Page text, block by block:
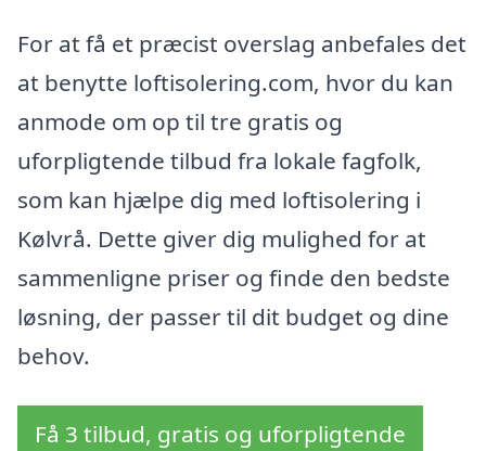
For at få et præcist overslag anbefales det
at benytte loftisolering.com, hvor du kan
anmode om op til tre gratis og
uforpligtende tilbud fra lokale fagfolk,
som kan hjælpe dig med loftisolering i
Kølvrå. Dette giver dig mulighed for at
sammenligne priser og finde den bedste
løsning, der passer til dit budget og dine
behov.
Få 3 tilbud, gratis og uforpligtende